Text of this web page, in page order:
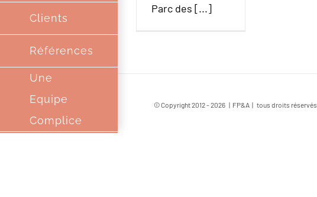
Clients
Références
Une
Equipe
Complice
Parc des [...]
© Copyright 2012 -2026 | FP&A | tous droits réservés